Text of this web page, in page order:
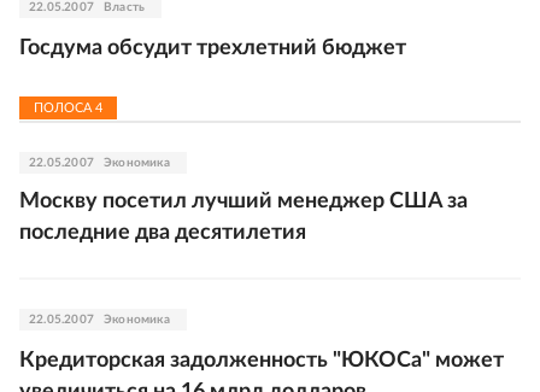
22.05.2007 Власть
Госдума обсудит трехлетний бюджет
ПОЛОСА 4
22.05.2007 Экономика
Москву посетил лучший менеджер США за
последние два десятилетия
22.05.2007 Экономика
Кредиторская задолженность "ЮКОСа" может